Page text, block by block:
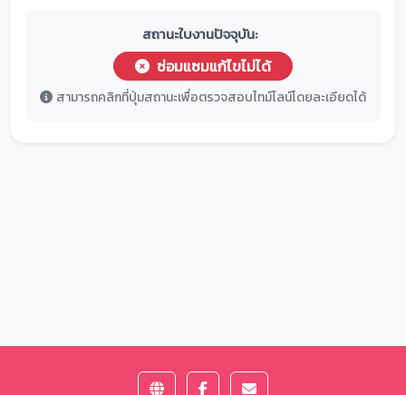
สถานะใบงานปัจจุบัน:
ซ่อมแซมแก้ไขไม่ได้
สามารถคลิกที่ปุ่มสถานะเพื่อตรวจสอบไทม์ไลน์โดยละเอียดได้